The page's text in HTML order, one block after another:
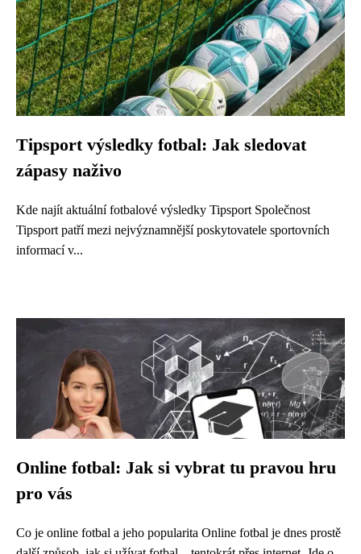
Tipsport výsledky fotbal: Jak sledovat
zápasy naživo
Kde najít aktuální fotbalové výsledky Tipsport Společnost
Tipsport patří mezi nejvýznamnější poskytovatele sportovních
informací v...
Online fotbal: Jak si vybrat tu pravou hru
pro vás
Co je online fotbal a jeho popularita Online fotbal je dnes prostě